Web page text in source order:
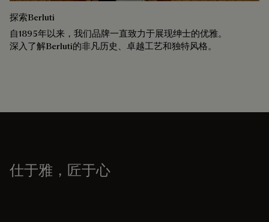
探索Berluti
自1895年以来，我们品牌一直致力于展现绅士的优雅。
深入了解Berluti的非凡历史、卓越工艺和独特风格。
仕于雅，匠于心